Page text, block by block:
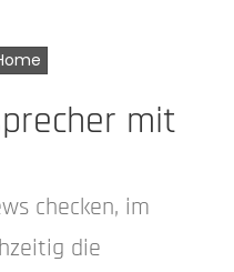
mit
checken, im
die